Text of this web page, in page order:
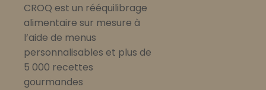
CROQ est un rééquilibrage
alimentaire sur mesure à
l’aide de menus
personnalisables et plus de
5 000 recettes
gourmandes